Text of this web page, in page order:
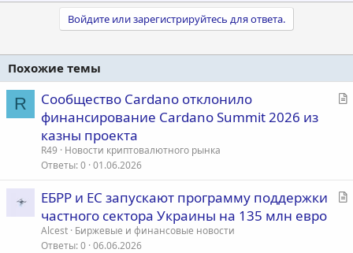
Войдите или зарегистрируйтесь для ответа.
Похожие темы
R
С
Сообщество Cardano отклонило
финансирование Cardano Summit 2026 из
казны проекта
R49
Новости криптовалютного рынка
Ответы 0 01.06.2026
С
ЕБРР и ЕС запускают программу поддержки
частного сектора Украины на 135 млн евро
Alcest Биржевые и финансовые новости
Ответы 0 06.06.2026